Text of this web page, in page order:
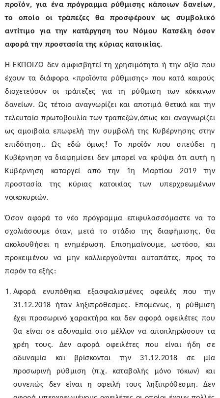
προϊόν, για ένα πρόγραμμα ρύθμισης κάποιων δανείων,
το οποίο οι τράπεζες θα προσφέρουν ως συμβολικό
αντίτιμο για την κατάργηση του Νόμου Κατσέλη όσον
αφορά την προστασία της κύριας κατοικίας.
Η ΕΚΠΟΙΖΩ δεν αμφισβητεί τη χρησιμότητα ή την αξία που
έχουν τα διάφορα «προϊόντα ρύθμισης» που κατά καιρούς
διοχετεύουν οι τράπεζες για τη ρύθμιση των κόκκινων
δανείων. Ως τέτοιο αναγνωρίζει και αποτιμά θετικά και την
τελευταία πρωτοβουλία των τραπεζών,όπως και αναγνωρίζει
ως αμοιβαία επωφελή την συμβολή της Κυβέρνησης στην
επιδότηση.. Ως εδώ όμως! Το προϊόν που σπεύδει η
Κυβέρνηση να διαφημίσει δεν μπορεί να κρύψει ότι αυτή η
Κυβέρνηση καταργεί από την 1η
Μαρτίου 2019 την
προστασία της κύριας κατοικίας των υπερχρεωμένων
νοικοκυριών.
Όσον αφορά το νέο πρόγραμμα επιφυλασσόμαστε να το
σχολιάσουμε όταν, μετά το στάδιο της διαφήμισης, θα
ακολουθήσει η ενημέρωση. Επισημαίνουμε, ωστόσο, και
προκειμένου να μην καλλιεργούνται αυταπάτες, προς το
παρόν τα εξής:
Αφορά ενυπόθηκα εξασφαλισμένες οφειλές που την
31.12.2018 ήταν ληξιπρόθεσμες. Επομένως, η ρύθμιση
έχει προσωρινό χαρακτήρα και δεν αφορά οφειλέτες που
θα είναι σε αδυναμία στο μέλλον να αποπληρώσουν τα
χρέη τους. Δεν αφορά οφειλέτες που είναι ήδη σε
αδυναμία και βρίσκονται την 31.12.2018 σε μία
προσωρινή ρύθμιση (π.χ. καταβολής μόνο τόκων) και
συνεπώς δεν είναι η οφειλή τους ληξιπρόθεσμη. Δεν